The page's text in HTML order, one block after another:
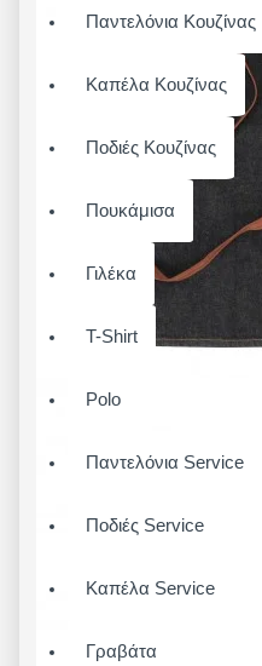
Παντελόνια Κουζίνας
Καπέλα Κουζίνας
Ποδιές Κουζίνας
Πουκάμισα
Γιλέκα
T-Shirt
Polo
Παντελόνια Service
Ποδιές Service
Καπέλα Service
Γραβάτα